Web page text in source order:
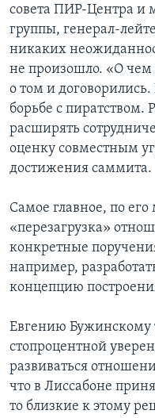
совета ПИР-Центра и
группы, генерал-
никаких
не произошло. «О
о том и
борьбе с пиратством.
расширять
оценку совместным
достижения саммита.
Самое главное, по
«перезагрузка»
конкретные
например,
концепцию
Евгению Бужинскому
стопроцентной
развиваться
что в Лиссабоне
то близкие к этому